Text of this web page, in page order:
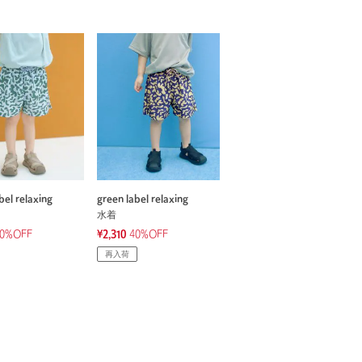
relaxing
green label relaxing
水着
¥2,310 40%OFF
再入荷